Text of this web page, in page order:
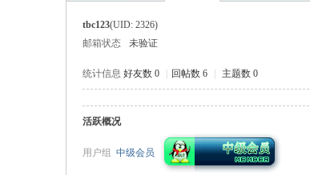
tbc123(UID: 2326)
邮箱状态
未验证
统计信息 好友数 0 回帖数 6 主题数 0
活跃概况
用户组 中级会员